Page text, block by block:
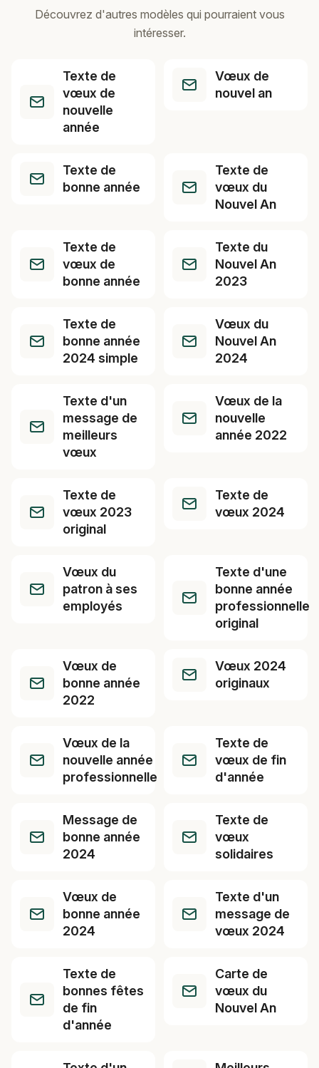
Découvrez d'autres modèles qui pourraient vous
intéresser.
Texte de
vœux de
nouvelle
année
Vœux de
nouvel an
Texte de
bonne année
Texte de
vœux du
Nouvel An
Texte de
vœux de
bonne année
Texte du
Nouvel An
2023
Texte de
bonne année
2024 simple
Vœux du
Nouvel An
2024
Texte d'un
message de
meilleurs
vœux
Vœux de la
nouvelle
année 2022
Texte de
vœux 2023
original
Texte de
vœux 2024
Vœux du
patron à ses
employés
Texte d'une
bonne année
professionnelle
original
Vœux de
bonne année
2022
Vœux 2024
originaux
Vœux de la
nouvelle année
professionnelle
Texte de
vœux de fin
d'année
Message de
bonne année
2024
Texte de
vœux
solidaires
Vœux de
bonne année
2024
Texte d'un
message de
vœux 2024
Texte de
bonnes fêtes
de fin
d'année
Carte de
vœux du
Nouvel An